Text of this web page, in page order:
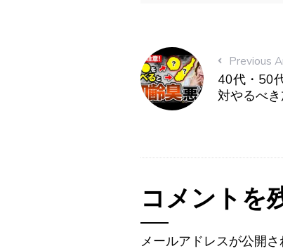
Previous
40代・50
対やるべき
コメントを
メールアドレスが公開さ